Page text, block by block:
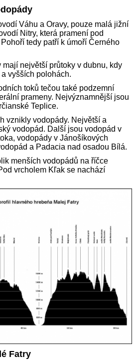
Váhu a Oravy, pouze malá jižní
Nitry, která pramení pod
tedy patří k úmoří Černého
mají největší průtoky v dubnu, kdy
vyšších polohách.
toků tečou také podzemní
prameny. Nejvýznamnější jsou
Teplice.
vznikly vodopády. Největší a
vodopád. Další jsou vodopád v
vodopády v Jánošíkových
a Padacia nad osadou Bílá.
menších vodopádů na říčce
vrcholem Kľak se nachází
Fatry